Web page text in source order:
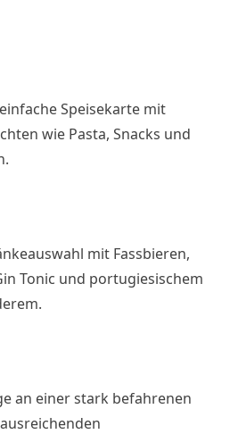
Speisekarte mit
wie Pasta, Snacks und
mit Fassbieren,
Tonic und portugiesischem
an einer stark befahrenen